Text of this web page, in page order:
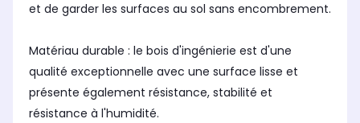
et de garder les surfaces au sol sans encombrement.
Matériau durable : le bois d'ingénierie est d'une
qualité exceptionnelle avec une surface lisse et
présente également résistance, stabilité et
résistance à l'humidité.